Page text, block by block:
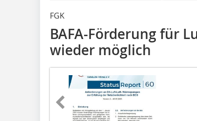
FGK
BAFA-Förderung für
wieder möglich